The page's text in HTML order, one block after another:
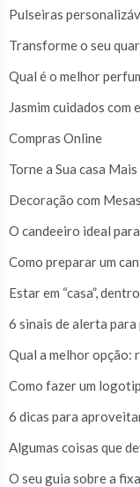
Pulseiras
Transforme o seu
Qual é o melhor
Jasmim cuidados
Compras Online
Torne a Sua casa
Decoração com
O candeeiro ideal
Como preparar um
Estar em “casa”,
6 sinais de alerta
Qual a melhor opção:
Como fazer um
6 dicas para
Algumas coisas que
O seu guia sobre a